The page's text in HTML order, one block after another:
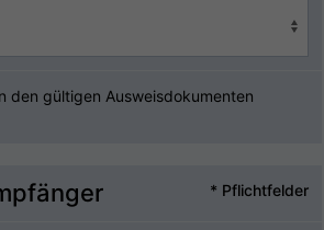
den gültigen Ausweisdokumenten
* Pflichtfelder